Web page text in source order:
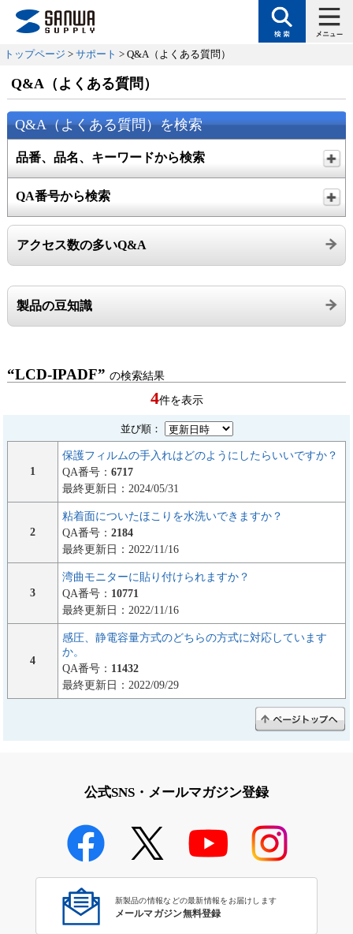
トップページ > サポート > Q&A（よくある質問）
Q&A（よくある質問）
Q&A（よくある質問）を検索
品番、品名、キーワードから検索
QA番号から検索
アクセス数の多いQ&A
製品の豆知識
“LCD-IPADF”の検索結果
4件を表示
並び順：
1
保護フィルムの手入れはどのようにしたらいいですか？
QA番号： 6717
最終更新日：2024/05/31
2
粘着面についたほこりを水洗いできますか？
QA番号： 2184
最終更新日：2022/11/16
3
湾曲モニターに貼り付けられますか？
QA番号： 10771
最終更新日：2022/11/16
4
感圧、静電容量方式のどちらの方式に対応しています
か。
QA番号： 11432
最終更新日：2022/09/29
公式SNS・メールマガジン登録
新製品の情報などの最新情報をお届けします
メールマガジン無料登録